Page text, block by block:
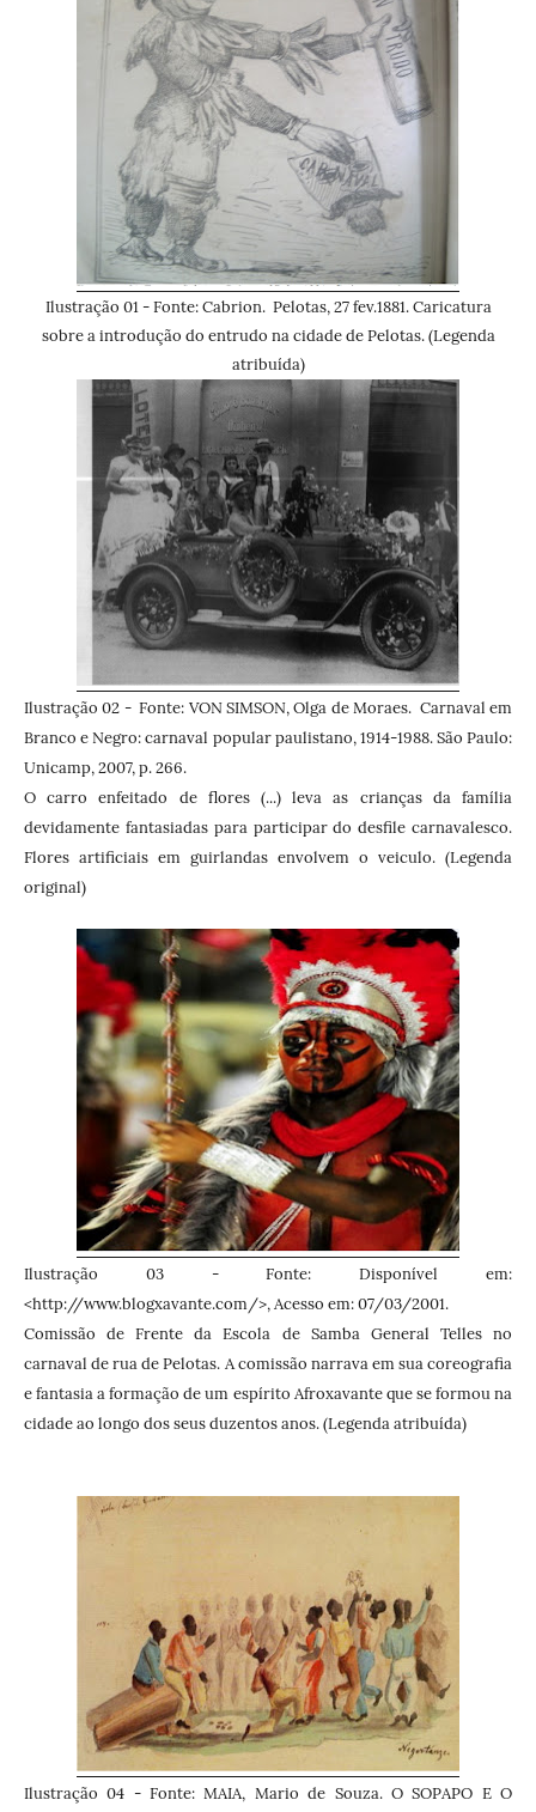
Ilustração 01 - Fonte: Cabrion. Pelotas, 27 fev.1881. Caricatura
sobre a introdução do entrudo na cidade de Pelotas. (Legenda
atribuída)
Ilustração 02 - Fonte: VON SIMSON, Olga de Moraes. Carnaval em
Branco e Negro: carnaval popular paulistano, 1914-1988. São Paulo:
Unicamp, 2007, p. 266.
O carro enfeitado de flores (...) leva as crianças da família
devidamente fantasiadas para participar do desfile carnavalesco.
Flores artificiais em guirlandas envolvem o veiculo. (Legenda
original)
Ilustração 03 -Fonte: Disponível em:
<http://www.blogxavante.com/>, Acesso em: 07/03/2001.
Comissão de Frente da Escola de Samba General Telles no
carnaval de rua de Pelotas. A comissão narrava em sua coreografia
e fantasia a formação de um espírito Afroxavante que se formou na
cidade ao longo dos seus duzentos anos. (Legenda atribuída)
Ilustração 04 -Fonte: MAIA, Mario de Souza. O SOPAPO E O